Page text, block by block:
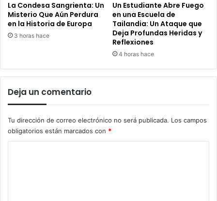
La Condesa Sangrienta: Un
Misterio Que Aún Perdura
en la Historia de Europa
3 horas hace
Un Estudiante Abre Fuego
en una Escuela de
Tailandia: Un Ataque que
Deja Profundas Heridas y
Reflexiones
4 horas hace
Deja un comentario
Tu dirección de correo electrónico no será publicada. Los campos
obligatorios están marcados con *